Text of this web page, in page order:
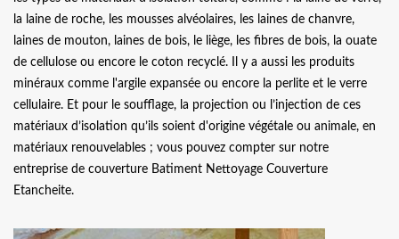
la laine de roche, les mousses alvéolaires, les laines de chanvre,
laines de mouton, laines de bois, le liège, les fibres de bois, la ouate
de cellulose ou encore le coton recyclé. Il y a aussi les produits
minéraux comme l'argile expansée ou encore la perlite et le verre
cellulaire. Et pour le soufflage, la projection ou l’injection de ces
matériaux d’isolation qu’ils soient d'origine végétale ou animale, en
matériaux renouvelables ; vous pouvez compter sur notre
entreprise de couverture Batiment Nettoyage Couverture
Etancheite.